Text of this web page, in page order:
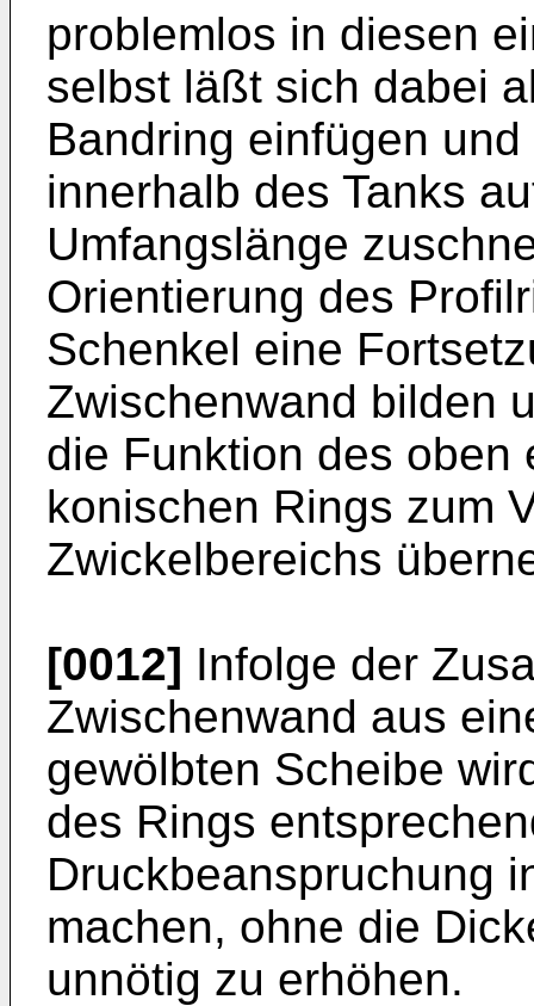
problemlos in diesen
selbst läßt sich dabei
Bandring einfügen
innerhalb des Tanks
Umfangslänge
Orientierung des
Schenkel eine
Zwischenwand bilden
die Funktion des oben
konischen Rings zum
Zwickelbereichs
[0012] Infolge der
Zwischenwand aus
gewölbten Scheibe
des Rings
Druckbeanspruchung
machen, ohne die
unnötig zu erhöhen.